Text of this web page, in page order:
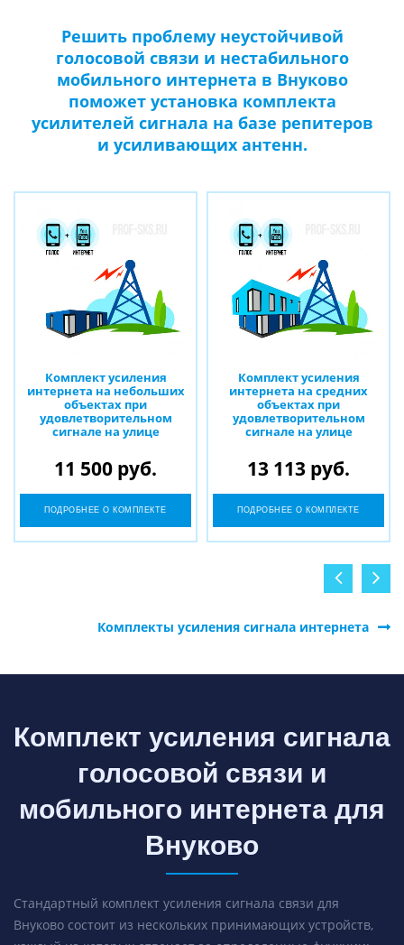
Решить проблему неустойчивой
голосовой связи и нестабильного
мобильного интернета в Внуково
поможет установка комплекта
усилителей сигнала на базе репитеров
и усиливающих антенн.
Комплект усиления
интернета на небольших
объектах при
удовлетворительном
сигнале на улице
11 500 руб.
ПОДРОБНЕЕ О КОМПЛЕКТЕ
Комплект усиления
интернета на средних
объектах при
удовлетворительном
сигнале на улице
13 113 руб.
ПОДРОБНЕЕ О КОМПЛЕКТЕ
Комплекты усиления сигнала интернета
Комплект усиления сигнала
голосовой связи и
мобильного интернета для
Внуково
Стандартный комплект усиления сигнала связи для
Внуково состоит из нескольких принимающих устройств,